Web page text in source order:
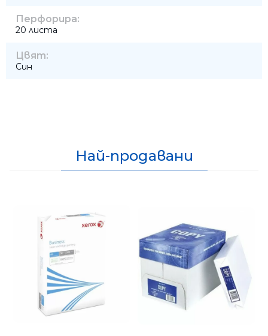
Перфорира:
20 листа
Цвят:
Син
Най-продавани